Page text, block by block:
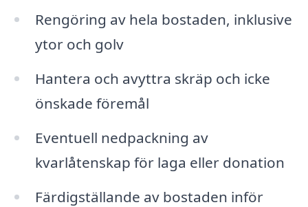
Rengöring av hela bostaden, inklusive
ytor och golv
Hantera och avyttra skräp och icke
önskade föremål
Eventuell nedpackning av
kvarlåtenskap för laga eller donation
Färdigställande av bostaden inför